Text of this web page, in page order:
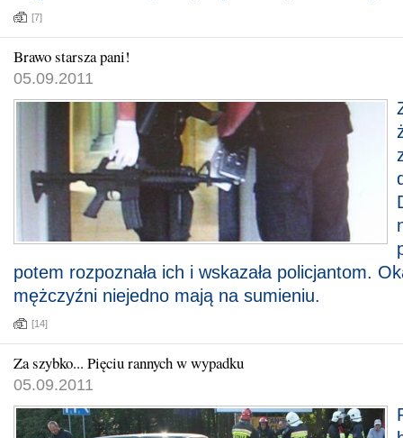
[7]
Brawo starsza pani!
05.09.2011
potem rozpoznała ich i wskazała policjantom.
mężczyźni niejedno mają na sumieniu.
[14]
Za szybko... Pięciu rannych w wypadku
05.09.2011